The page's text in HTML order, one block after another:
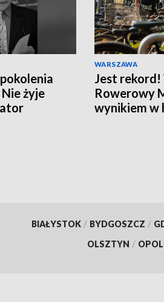
pokolenia
żyje
WARSZAWA
Jest
Rowerowy
wynikiem w
BIAŁYSTOK / BYDGOSZCZ /
OLSZTYN /